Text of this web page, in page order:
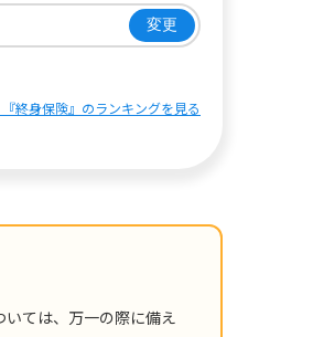
変更
終身保険』のランキングを見る
ては、万一の際に備え